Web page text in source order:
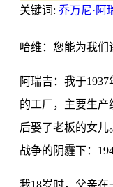
关键词: 乔万尼·阿
哈维：您能为我们
阿瑞吉：我于
的工厂，主要生产
后娶了老板的女
战争的阴霾下：